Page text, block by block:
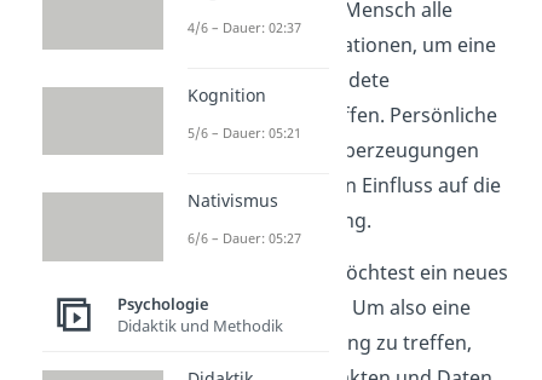
Dabei analysiert ein Mensch alle
verfügbaren Informationen, um eine
logische und begründete
Entscheidung zu treffen. Persönliche
Einstellungen und Überzeugungen
nehmen dabei keinen Einfluss auf die
Entscheidungsfindung.
Angenommen, du möchtest ein neues
Smartphone kaufen. Um also eine
rationale Entscheidung zu treffen,
4/6 – Dauer: 02:37
Kognition
5/6 – Dauer: 05:21
Nativismus
6/6 – Dauer: 05:27
Psychologie
Didaktik und Methodik